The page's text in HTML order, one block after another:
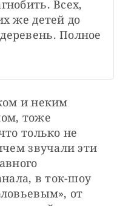
Всех,
же детей до
Полное
и неким
тоже
только не
звучали эти
в ток-шоу
от